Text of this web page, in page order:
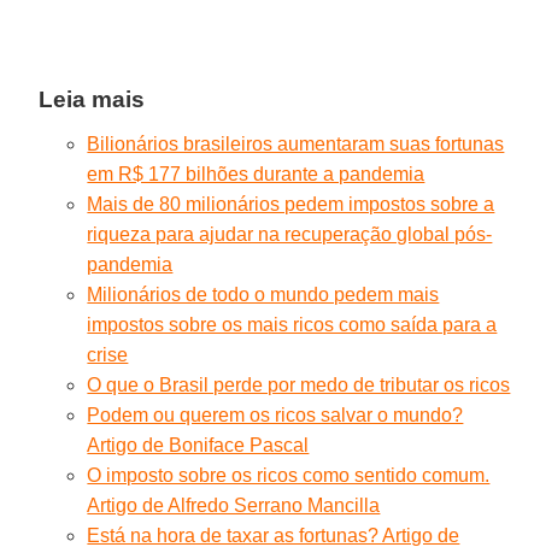
Leia mais
Bilionários brasileiros aumentaram suas fortunas
em R$ 177 bilhões durante a pandemia
Mais de 80 milionários pedem impostos sobre a
riqueza para ajudar na recuperação global pós-
pandemia
Milionários de todo o mundo pedem mais
impostos sobre os mais ricos como saída para a
crise
O que o Brasil perde por medo de tributar os ricos
Podem ou querem os ricos salvar o mundo?
Artigo de Boniface Pascal
O imposto sobre os ricos como sentido comum.
Artigo de Alfredo Serrano Mancilla
Está na hora de taxar as fortunas? Artigo de